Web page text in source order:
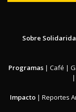
Sobre
Programas | Café |
|
Impacto | Reportes